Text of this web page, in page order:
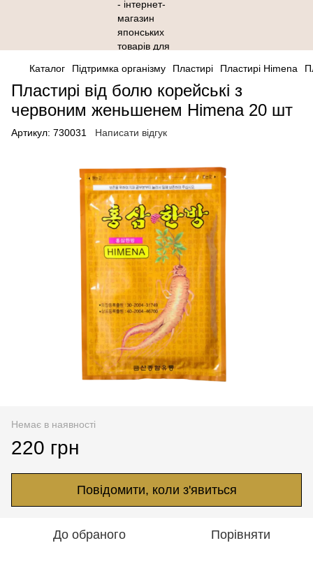
Каталог Підтримка організму Пластирі Пластирі Himena
Пластирі від болю корейські з
червоним женьшенем Himena 20 шт
Артикул: 730031 Написати відгук
Немає в наявності
220 грн
Повідомити, коли з'явиться
До обраного Порівняти